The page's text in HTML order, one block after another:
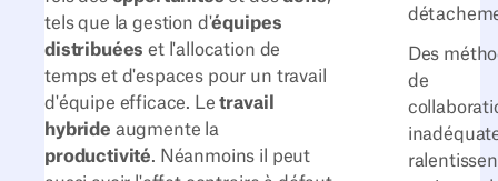
Des
de
tels que la gestion d'équipes
distribuées et l'allocation de
temps et d'espaces pour un travail
d'équipe efficace. Letravail
hybride augmente la
productivité. Néanmoins il peut